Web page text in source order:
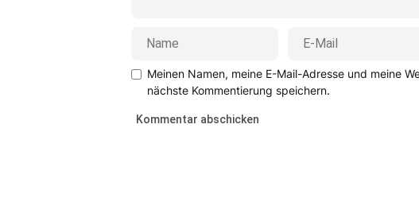
Meinen Namen, meine E-Mail-Adresse und meine
nächste Kommentierung speichern.